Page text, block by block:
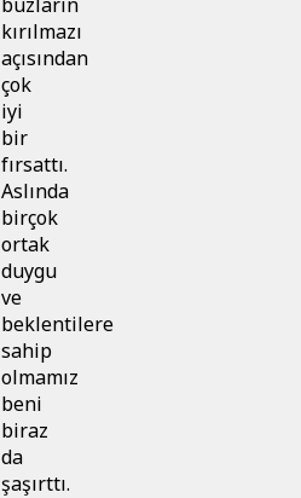
kırılmazı
açısından
çok
iyi
bir
fırsattı.
Aslında
birçok
ortak
duygu
ve
beklentilere
sahip
olmamız
beni
biraz
da
şaşırttı.